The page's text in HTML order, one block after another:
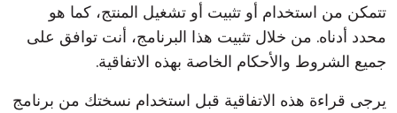
تتمكن من استخدام أو تثبيت أو تشغيل المنتج، كما هو
محدد أدناه. من خلال تثبيت هذا البرنامج، أنت توافق على
جميع الشروط والأحكام الخاصة بهذه الاتفاقية.
يرجى قراءة هذه الاتفاقية قبل استخدام نسختك من برنامج